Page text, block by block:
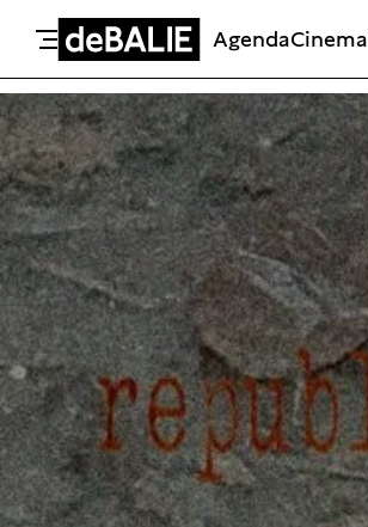
Meteen naar de content
De Balie
AgendaCinema